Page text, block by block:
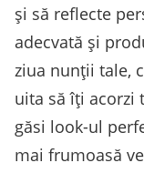
și să reflecte
adecvată și
ziua nunții tale,
uita să îți acorzi
găsi look-ul
mai frumoasă